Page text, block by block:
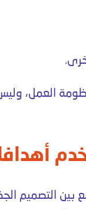
العمل،
بين التصميم